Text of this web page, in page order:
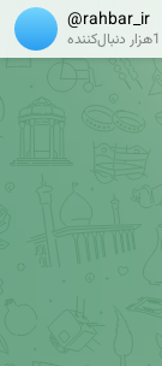
@rahbar_ir
1هزار دنبال‌کننده